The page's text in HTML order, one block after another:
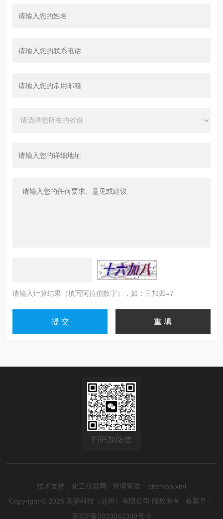
请输入计算结果（填写阿拉伯数字），如：三加四=7
扫码加微信
技术支持： 化工仪器网 管理登陆
sitemap.xml
Copyright © 2026 美萨科技（苏州）有限公司 版权所有 备案号：
苏ICP备2023042339号-3